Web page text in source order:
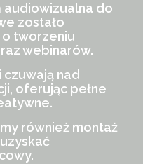
do
zostało
tworzeniu
webinarów.
nad
oferując pełne
również montaż